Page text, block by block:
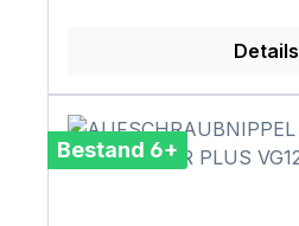
Details
Bestand 6+